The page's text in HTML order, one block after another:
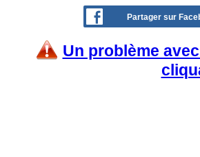
Partager sur
Un problème